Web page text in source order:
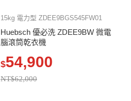
15kg 電力型 ZDEE9BGS545FW01
Huebsch 優必洗 ZDEE9BW 微電
腦滾筒乾衣機
$54,900
NT$62,000